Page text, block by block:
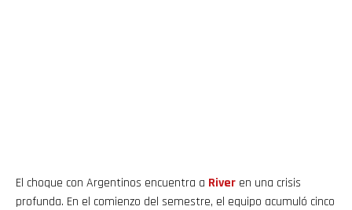
El choque con Argentinos encuentra a River en una crisis
profunda. En el comienzo del semestre, el equipo acumuló cinco